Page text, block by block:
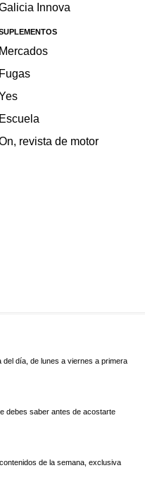
Innova
Mercados
Fugas
Escuela
revista de motor
día, de lunes a viernes a primera
debes saber antes de acostarte
de la semana, exclusiva